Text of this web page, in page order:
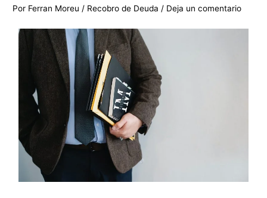
Por Ferran Moreu / Recobro de Deuda / Deja un comentario